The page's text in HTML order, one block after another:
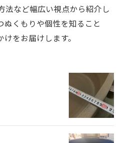
法など幅広い視点から紹介し
ぬくもりや個性を知ること
をお届けします。